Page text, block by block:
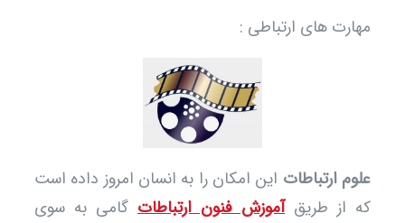
های ارتباطی :
ارتباطاتاین امکان را به انسان امروز داده است
از طریق آموزش فنون ارتباطاتگامی به سوی